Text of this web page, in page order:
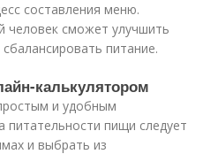
составления меню.
человек сможет улучшить
питание.
калькулятором
и удобным
питательности пищи следует
и выбрать из